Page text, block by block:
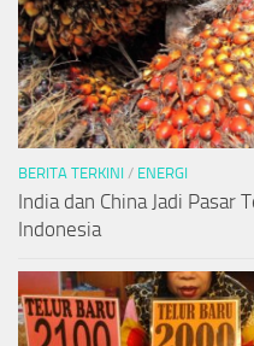
BERITA TERKINI / ENERGI
India dan China Jadi Pasar
Indonesia